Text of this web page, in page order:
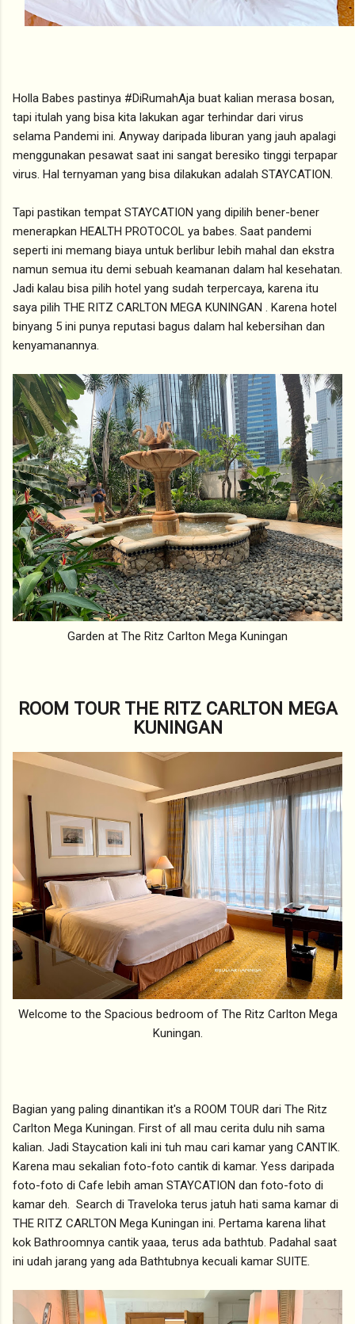
Holla Babes pastinya #DiRumahAja buat kalian merasa bosan,
tapi itulah yang bisa kita lakukan agar terhindar dari virus
selama Pandemi ini. Anyway daripada liburan yang jauh apalagi
menggunakan pesawat saat ini sangat beresiko tinggi terpapar
virus. Hal ternyaman yang bisa dilakukan adalah STAYCATION.
Tapi pastikan tempat STAYCATION yang dipilih bener-bener
menerapkan HEALTH PROTOCOL ya babes. Saat pandemi
seperti ini memang biaya untuk berlibur lebih mahal dan ekstra
namun semua itu demi sebuah keamanan dalam hal kesehatan.
Jadi kalau bisa pilih hotel yang sudah terpercaya, karena itu
saya pilih THE RITZ CARLTON MEGA KUNINGAN . Karena hotel
binyang 5 ini punya reputasi bagus dalam hal kebersihan dan
kenyamanannya.
Garden at The Ritz Carlton Mega Kuningan
ROOM TOUR THE RITZ CARLTON MEGA
KUNINGAN
Welcome to the Spacious bedroom of The Ritz Carlton Mega
Kuningan.
Bagian yang paling dinantikan it's a ROOM TOUR dari The Ritz
Carlton Mega Kuningan. First of all mau cerita dulu nih sama
kalian. Jadi Staycation kali ini tuh mau cari kamar yang CANTIK.
Karena mau sekalian foto-foto cantik di kamar. Yess daripada
foto-foto di Cafe lebih aman STAYCATION dan foto-foto di
kamar deh. Search di Traveloka terus jatuh hati sama kamar di
THE RITZ CARLTON Mega Kuningan ini. Pertama karena lihat
kok Bathroomnya cantik yaaa, terus ada bathtub. Padahal saat
ini udah jarang yang ada Bathtubnya kecuali kamar SUITE.